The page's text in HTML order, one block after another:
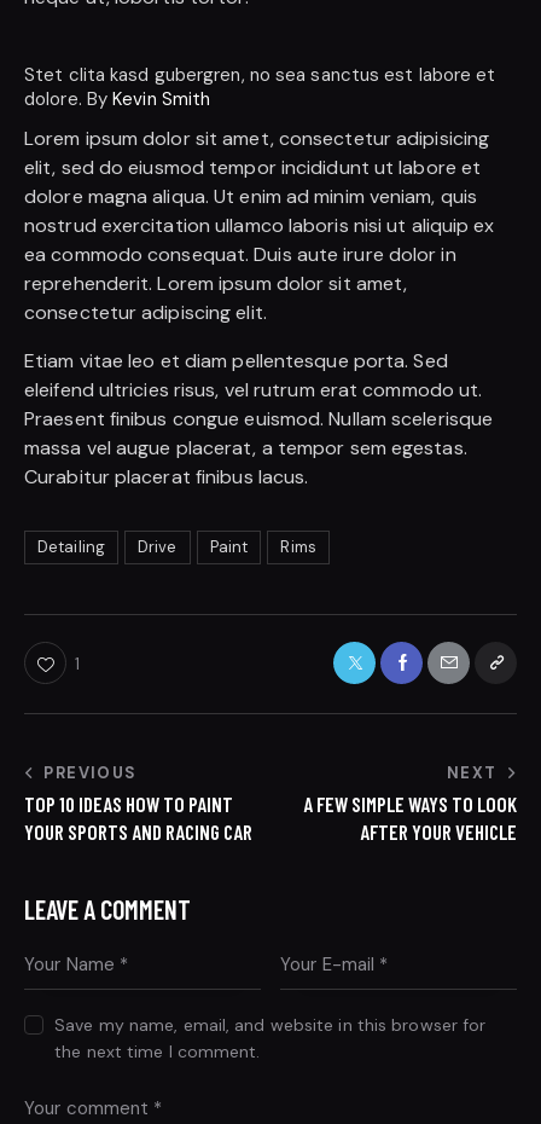
Stet clita kasd gubergren, no sea sanctus est labore et
dolore. ByKevin Smith
Lorem ipsum dolor sit amet, consectetur adipisicing
elit, sed do eiusmod tempor incididunt ut labore et
dolore magna aliqua. Ut enim ad minim veniam, quis
nostrud exercitation ullamco laboris nisi ut aliquip ex
ea commodo consequat. Duis aute irure dolor in
reprehenderit. Lorem ipsum dolor sit amet,
consectetur adipiscing elit.
Etiam vitae leo et diam pellentesque porta. Sed
eleifend ultricies risus, vel rutrum erat commodo ut.
Praesent finibus congue euismod. Nullam scelerisque
massa vel augue placerat, a tempor sem egestas.
Curabitur placerat finibus lacus.
Detailing Drive Paint Rims
1
PREVIOUS
TOP 10 IDEAS HOW TO PAINT
YOUR SPORTS AND RACING CAR
NEXT
A FEW SIMPLE WAYS TO LOOK
AFTER YOUR VEHICLE
LEAVE A COMMENT
Save my name, email, and website in this browser for
the next time I comment.